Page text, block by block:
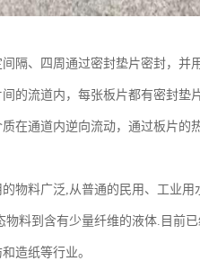
隔、四周通过密封垫片密封，并
的流道内，每张板片都有密封垫
在通道内逆向流动，通过板片的
物料广泛,从普通的民用、工业用
料到含有少量纤维的液体.目前
造纸等行业。